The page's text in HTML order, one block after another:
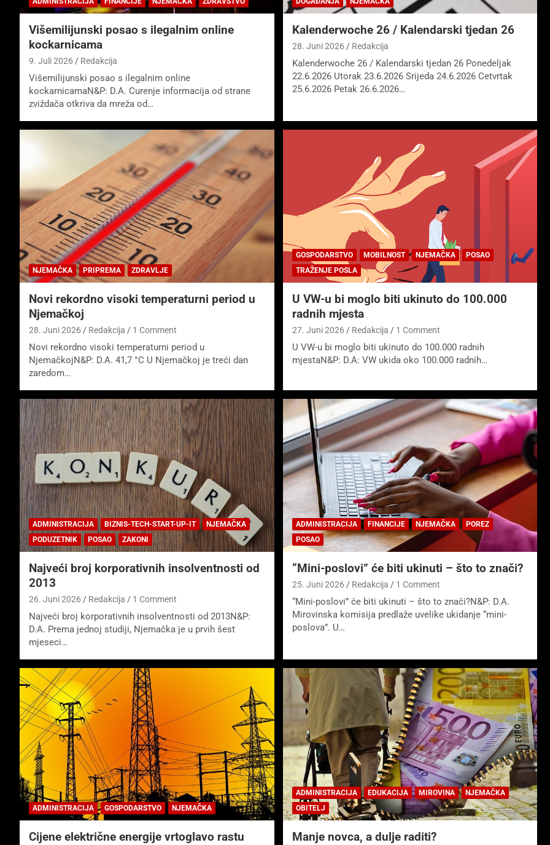
Višemilijunski posao s ilegalnim online
kockarnicama
9. Juli 2026 Redakcija
Višemilijunski posao s ilegalnim online
kockarnicamaN&P: D.A. Curenje informacija od strane
zviždača otkriva da mreža od…
Kalenderwoche 26 / Kalendarski tjedan 26
28. Juni 2026 Redakcija
Kalenderwoche 26 / Kalendarski tjedan 26 Ponedeljak
22.6.2026 Utorak 23.6.2026 Srijeda 24.6.2026 Cetvrtak
25.6.2026 Petak 26.6.2026…
NJEMAČKA PRIPREMA ZDRAVLJE
Novi rekordno visoki temperaturni period u
Njemačkoj
28. Juni 2026 Redakcija 1 Comment
Novi rekordno visoki temperaturni period u
NjemačkojN&P: D.A. 41,7 °C U Njemačkoj je treći dan
zaredom…
GOSPODARSTVO MOBILNOST NJEMAČKA
POSAO
TRAŽENJE POSLA
U VW-u bi moglo biti ukinuto do 100.000
radnih mjesta
27. Juni 2026 Redakcija 1 Comment
U VW-u bi moglo biti ukinuto do 100.000 radnih
mjestaN&P: D.A: VW ukida oko 100.000 radnih…
ADMINISTRACIJA BIZNIS-TECH-START-UP-IT
NJEMAČKA
PODUZETNIK
POSAO ZAKONI
Najveći broj korporativnih insolventnosti od
2013
26. Juni 2026 Redakcija 1 Comment
Najveći broj korporativnih insolventnosti od 2013N&P:
D.A. Prema jednoj studiji, Njemačka je u prvih šest
mjeseci…
ADMINISTRACIJA FINANCIJE NJEMAČKA
POREZ
POSAO
“Mini-poslovi” će biti ukinuti – što to znači?
25. Juni 2026 Redakcija 1 Comment
“Mini-poslovi” će biti ukinuti – što to znači?N&P: D.A.
Mirovinska komisija predlaže uvelike ukidanje “mini-
poslova”. U…
ADMINISTRACIJA GOSPODARSTVO NJEMAČKA
Cijene električne energije vrtoglavo rastu
ADMINISTRACIJA EDUKACIJA MIROVINA
NJEMAČKA
OBITELJ
Manje novca, a dulje raditi?